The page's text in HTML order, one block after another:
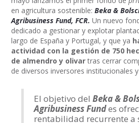
en agricultura sostenible: Beka &
Agribusiness Fund, FCR.Un nuevo
dedicado a gestionar y explotar
largo de España y Portugal, y que ya
actividad con la gestión de 750
de almendro y olivartras cerrar
de diversos inversores institucionales
El objetivo delBeka &
Agribusiness Fundes
rentabilidad recurrente a